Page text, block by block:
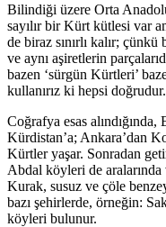
Bilindiği üzere Orta
sayılır bir Kürt kütlesi var
de biraz sınırlı kalır;
ve aynı aşiretlerin
bazen ‘sürgün Kürtleri’
kullanırız ki hepsi doğrudur.
Coğrafya esas
Kürdistan’a; Ankara’dan
Kürtler yaşar. Sonradan
Abdal köyleri de
Kurak, susuz ve çöle
bazı şehirlerde, örneğin:
köyleri bulunur.